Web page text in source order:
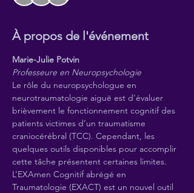
À propos de l'événement
Marie-Julie Potvin
Professeure en Neuropsychologie
Le rôle du neuropsychologue en
neurotraumatologie aiguë est d’évaluer
brièvement le fonctionnement cognitif des
patients victimes d’un traumatisme
craniocérébral (TCC). Cependant, les
quelques outils disponibles pour accomplir
cette tâche présentent certaines limites.
L’EXAmen Cognitif abrégé en
Traumatologie (EXACT) est un nouvel outil